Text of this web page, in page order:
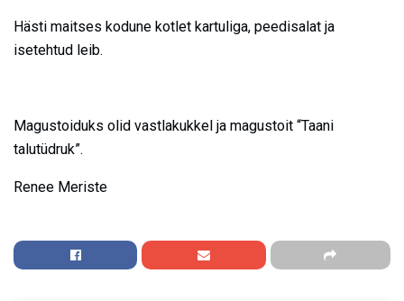
Hästi maitses kodune kotlet kartuliga, peedisalat ja
isetehtud leib.
Magustoiduks olid vastlakukkel ja magustoit “Taani
talutüdruk”.
Renee Meriste